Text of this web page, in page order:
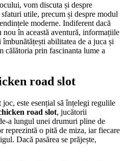
vom discuta și despre
utile, precum și despre modul
moderne. Indiferent dacă
nou în această aventură, informațiile
abilitatea de a juca și
călătoria prin fascinanta lume a
road slot
este esențial să înțelegi regulile
road slot, jucătorii
a lungul unei drumuri pline de
reprezintă o pită de miza, iar fiecare
Dacă pasărea se prăjește,